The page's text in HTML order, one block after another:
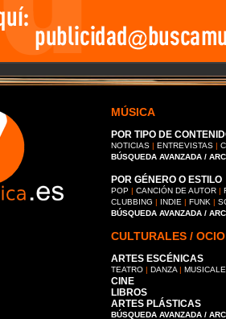
MÚSICA
POR TIPO DE
NOTICIAS | ENTREVISTAS |
BÚSQUEDA AVANZADA /
POR GÉNERO O ESTILO
POP | CANCIÓN DE AUTOR |
CLUBBING | INDIE | FUNK |
BÚSQUEDA AVANZADA /
CULTURALES / OCIO
ARTES ESCÉNICAS
TEATRO | DANZA |
CINE
LIBROS
ARTES PLÁSTICAS
BÚSQUEDA AVANZADA /